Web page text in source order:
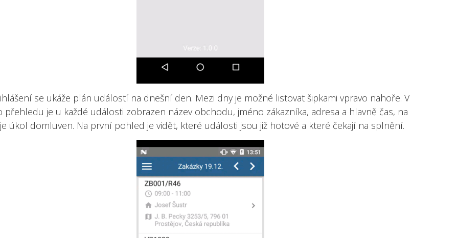
se ukáže plán událostí na dnešní den. Mezi dny je možné listovat šipkami vpravo nahoře. V
přehledu je u každé události zobrazen název obchodu, jméno zákazníka, adresa a hlavně čas, na
úkol domluven. Na první pohled je vidět, které události jsou již hotové a které čekají na splnění.